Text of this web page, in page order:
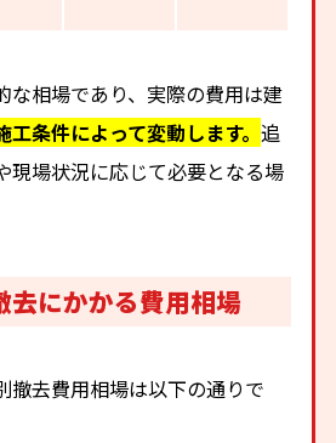
な相場であり、実際の費用は建
工条件によって変動します。追
現場状況に応じて必要となる場
去にかかる費用相場
撤去費用相場は以下の通りで